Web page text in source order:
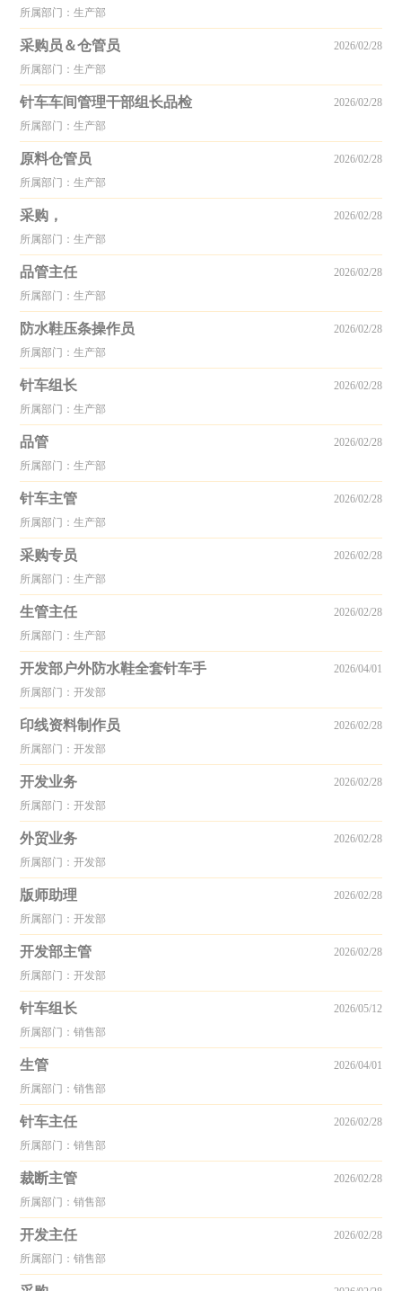
所属部门：生产部
采购员＆仓管员
所属部门：生产部
2026/02/28
针车车间管理干部组长品检
所属部门：生产部
2026/02/28
原料仓管员
所属部门：生产部
2026/02/28
采购，
所属部门：生产部
2026/02/28
品管主任
所属部门：生产部
2026/02/28
防水鞋压条操作员
所属部门：生产部
2026/02/28
针车组长
所属部门：生产部
2026/02/28
品管
所属部门：生产部
2026/02/28
针车主管
所属部门：生产部
2026/02/28
采购专员
所属部门：生产部
2026/02/28
生管主任
所属部门：生产部
2026/02/28
开发部户外防水鞋全套针车手
所属部门：开发部
2026/04/01
印线资料制作员
所属部门：开发部
2026/02/28
开发业务
所属部门：开发部
2026/02/28
外贸业务
所属部门：开发部
2026/02/28
版师助理
所属部门：开发部
2026/02/28
开发部主管
所属部门：开发部
2026/02/28
针车组长
所属部门：销售部
2026/05/12
生管
所属部门：销售部
2026/04/01
针车主任
所属部门：销售部
2026/02/28
裁断主管
所属部门：销售部
2026/02/28
开发主任
所属部门：销售部
2026/02/28